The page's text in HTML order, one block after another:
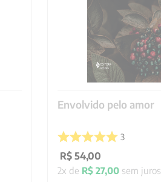
Envolvido pelo amor
3
R$ 54,00
2x de R$ 27,00 sem juros